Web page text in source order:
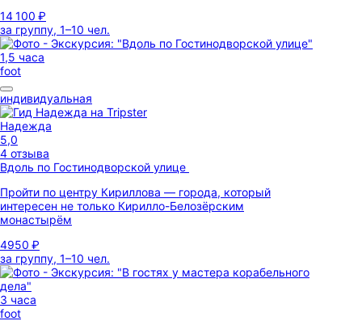
14 100 ₽
за группу, 1–10 чел.
1,5 часа
foot
индивидуальная
Надежда
5,0
4 отзыва
Вдоль по Гостинодворской улице
Пройти по центру Кириллова — города, который
интересен не только Кирилло-Белозёрским
монастырём
4950 ₽
за группу, 1–10 чел.
3 часа
foot